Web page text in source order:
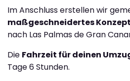
Im Anschluss erstellen wir
maßgeschneidertes Konzept
nach Las Palmas de Gran
Die Fahrzeit für deinen
Tage 6 Stunden.